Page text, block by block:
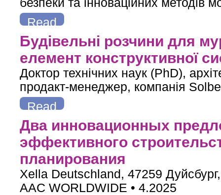
Read
more
Будівельні розчини для
елемент конструктивної
Доктор технічних наук (PhD),
продакт-менеджер, компанія
Read
more
Два инновационных
эффективного
планирования
Xella Deutschland, 47259
AAC WORLDWIDE • 4.2025